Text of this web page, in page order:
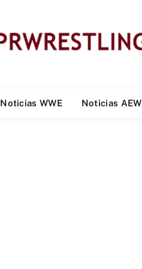
Noticias WWE Noticias AEW